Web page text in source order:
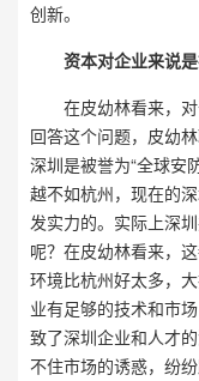
创新。
资本对企业来说
在皮幼林看来，
回答这个问题，皮幼
深圳是被誉为“全球安
越不如杭州，现在的
发实力的。实际上深
呢？在皮幼林看来，
环境比杭州好太多，
业有足够的技术和市
致了深圳企业和人才
不住市场的诱惑，纷